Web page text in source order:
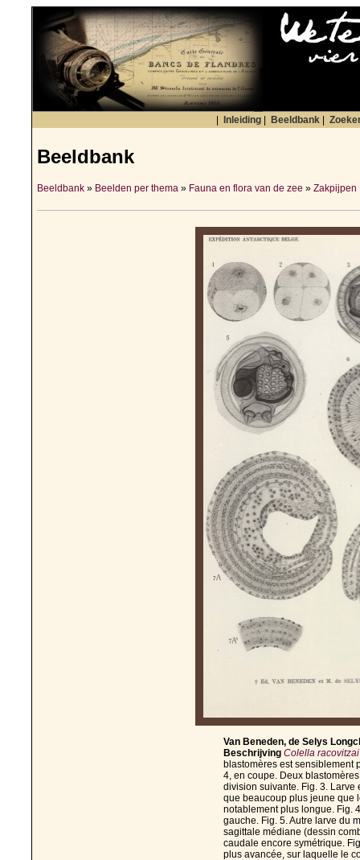
Inleiding Beeldbank
Beeldbank
Beeldbank » Beelden per thema » Fauna en flora van de zee » Zakpijpen
Van Beneden, de Selys
Beschrijving Colella racovitzai
blastomères est sensiblement
4, en coupe. Deux
division suivante. Fig. 3. Larve
que beaucoup plus jeune que
notablement plus longue. Fig.
gauche. Fig. 5. Autre larve du
sagittale médiane (dessin
caudale encore symétrique.
plus avancée, sur laquelle le